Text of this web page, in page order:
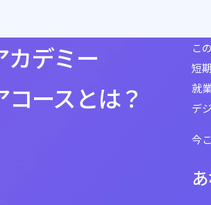
カデミー
ースとは？
こ
短
就
デ
今